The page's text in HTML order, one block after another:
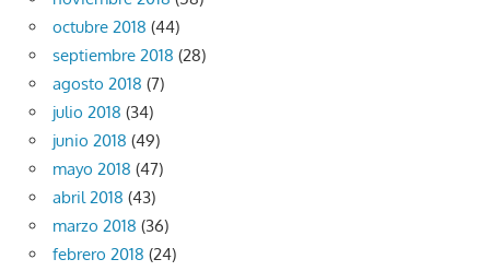
octubre 2018 (44)
septiembre 2018 (28)
agosto 2018 (7)
julio 2018 (34)
junio 2018 (49)
mayo 2018 (47)
abril 2018 (43)
marzo 2018 (36)
febrero 2018 (24)